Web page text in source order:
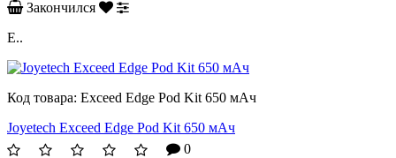
Закончился
E..
Код товара: Exceed Edge Pod Kit 650 мАч
Joyetech Exceed Edge Pod Kit 650 мАч
0